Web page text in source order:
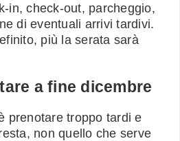
in, check-out, parcheggio,
di eventuali arrivi tardivi.
più la serata sarà
a fine dicembre
prenotare troppo tardi e
non quello che serve